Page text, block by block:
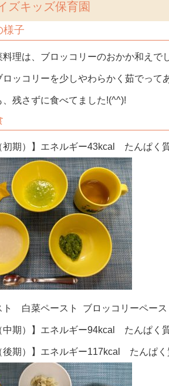
ズキッズ保育園
子
料理は、ブロッコリーのおかか和えで
ロッコリーを少しやわらかく茹でって
、残さずに食べてました!(^^)!
初期）】エネルギー43kcal たんぱく
ト 白菜ペースト ブロッコリーペース
中期）】エネルギー94kcal たんぱく
後期）】エネルギー117kcal たんぱ